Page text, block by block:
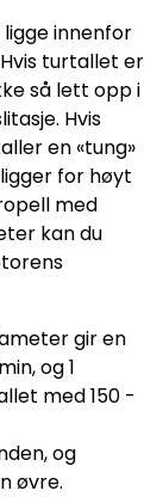
innenfor
turtallet er
så lett opp i
Hvis
en «tung»
for høyt
med
kan du
gir en
og 1
med 150 -
og
øvre.